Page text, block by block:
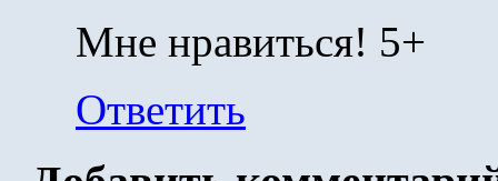
Мне нравиться! 5+
Ответить